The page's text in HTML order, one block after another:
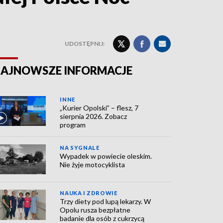
UDOSTĘPNIJ:
INFORMACJE
INNE
„Kurier Opolski” – flesz, 7
sierpnia 2026. Zobacz
program
NA SYGNALE
Wypadek w powiecie oleskim.
Nie żyje motocyklista
NAUKA I ZDROWIE
Trzy diety pod lupą lekarzy. W
Opolu rusza bezpłatne
badanie dla osób z cukrzycą